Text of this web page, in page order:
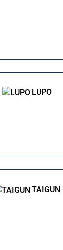
LUPO
TAIGUN